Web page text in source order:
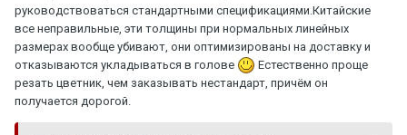
руководствоваться стандартными спецификациями.Китайские
все неправильные, эти толщины при нормальных линейных
размерах вообще убивают, они оптимизированы на доставку и
отказываются укладываться в голове
Естественно проще
резать цветник, чем заказывать нестандарт, причём он
получается дорогой.